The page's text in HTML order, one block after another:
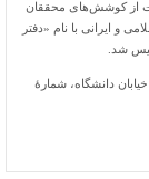
1372 ش به قصد حمایت از كوشش‌های محققان
و ایرانی با نام «دفتر
شد.
دانشگاه، شمارۀ